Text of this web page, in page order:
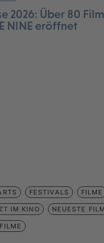
2026: Über 80
NINE eröffnet
FESTIVALS FILME
IM KINO NEUESTE